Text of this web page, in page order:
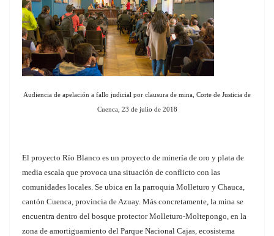
Audiencia de apelación a fallo judicial por clausura de mina, Corte de Justicia de
Cuenca, 23 de julio de 2018
El proyecto Río Blanco es un proyecto de minería de oro y plata de
media escala que provoca una situación de conflicto con las
comunidades locales. Se ubica en la parroquia Molleturo y Chauca,
cantón Cuenca, provincia de Azuay. Más concretamente, la mina se
encuentra dentro del bosque protector Molleturo-Moltepongo, en la
zona de amortiguamiento del Parque Nacional Cajas, ecosistema